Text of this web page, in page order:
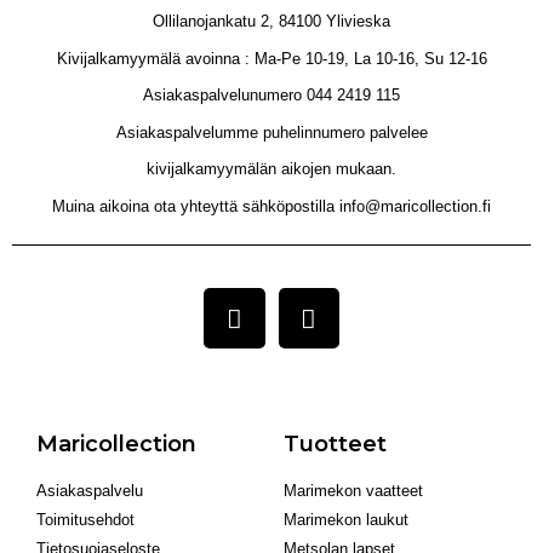
Ollilanojankatu 2, 84100 Ylivieska
Kivijalkamyymälä avoinna : Ma-Pe 10-19, La 10-16, Su 12-16
Asiakaspalvelunumero 044 2419 115
Asiakaspalvelumme puhelinnumero palvelee
kivijalkamyymälän aikojen mukaan.
Muina aikoina ota yhteyttä sähköpostilla info@maricollection.fi
Maricollection
Asiakaspalvelu
Toimitusehdot
Tietosuojaseloste
Tuotteet
Marimekon vaatteet
Marimekon laukut
Metsolan lapset